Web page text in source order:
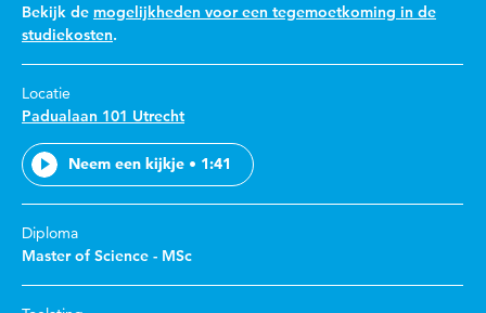
Bekijk de mogelijkheden voor een tegemoetkoming in de
studiekosten.
Locatie
Padualaan 101 Utrecht
Neem een kijkje • 1:41
Diploma
Master of Science - MSc